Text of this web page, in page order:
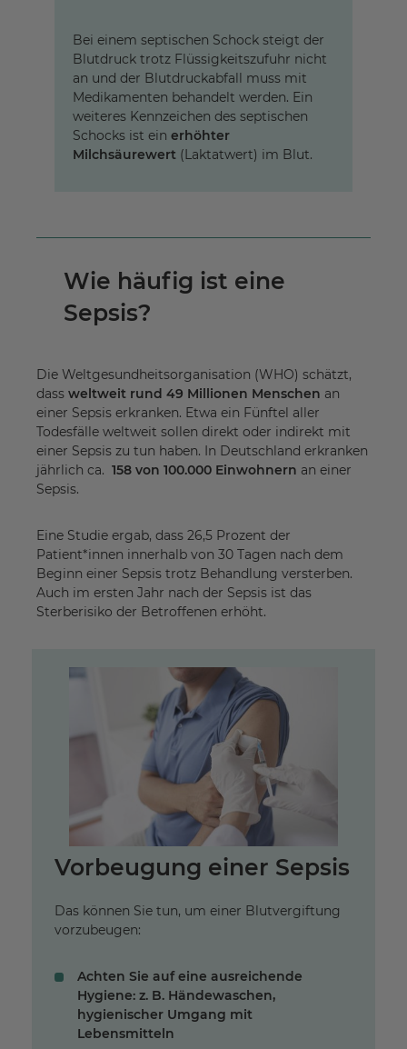
Bei einem septischen Schock steigt der
Blutdruck trotz Flüssigkeitszufuhr nicht
an und der Blutdruckabfall muss mit
Medikamenten behandelt werden. Ein
weiteres Kennzeichen des septischen
Schocks ist ein erhöhter
Milchsäurewert (Laktatwert) im Blut.
Wie häufig ist eine
Sepsis?
Die Weltgesundheitsorganisation (WHO) schätzt,
dass weltweit rund 49 Millionen Menschen an
einer Sepsis erkranken. Etwa ein Fünftel aller
Todesfälle weltweit sollen direkt oder indirekt mit
einer Sepsis zu tun haben. In Deutschland erkranken
jährlich ca. 158 von 100.000 Einwohnern an einer
Sepsis.
Eine Studie ergab, dass 26,5 Prozent der
Patient*innen innerhalb von 30 Tagen nach dem
Beginn einer Sepsis trotz Behandlung versterben.
Auch im ersten Jahr nach der Sepsis ist das
Sterberisiko der Betroffenen erhöht.
Vorbeugung einer Sepsis
Das können Sie tun, um einer Blutvergiftung
vorzubeugen:
Achten Sie auf eine ausreichende
Hygiene: z. B. Händewaschen,
hygienischer Umgang mit
Lebensmitteln